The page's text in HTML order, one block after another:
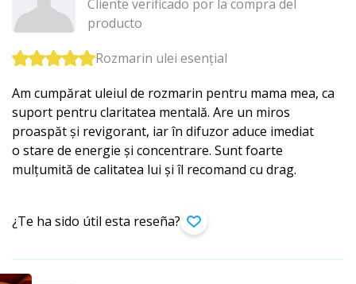
Cliente verificado por la compra del
producto
Rozmarin ulei esențial
Am cumpărat uleiul de rozmarin pentru mama mea, ca
suport pentru claritatea mentală. Are un miros
proaspăt și revigorant, iar în difuzor aduce imediat
o stare de energie și concentrare. Sunt foarte
mulțumită de calitatea lui și îl recomand cu drag.
¿Te ha sido útil esta reseña?